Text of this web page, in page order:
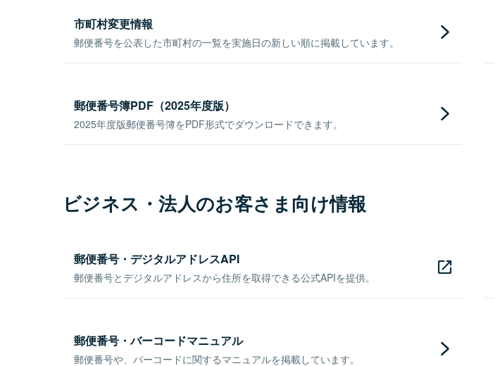
市町村変更情報
郵便番号を公表した市町村の一覧を実施日の新しい順に掲載しています。
郵便番号簿PDF（2025年度版）
2025年度版郵便番号簿をPDF形式でダウンロードできます。
ビジネス・法人のお客さま向け情報
郵便番号・デジタルアドレスAPI
郵便番号とデジタルアドレスから住所を取得できる公式APIを提供。
郵便番号・バーコードマニュアル
郵便番号や、バーコードに関するマニュアルを掲載しています。